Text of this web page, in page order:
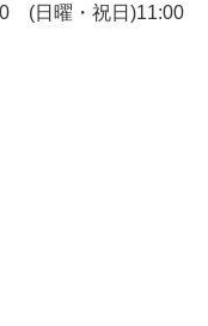
(日曜・祝日)11:00